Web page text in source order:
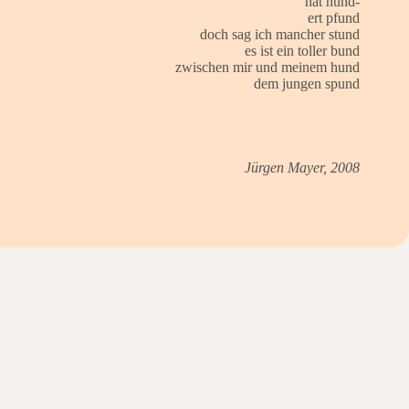
ert pfund
doch sag ich mancher stund
es ist ein toller bund
zwischen mir und meinem hund
dem jungen spund
Jürgen Mayer, 2008